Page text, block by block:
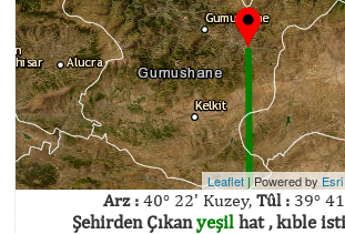
Leaflet | Powered by Esri
Arz :40° 22' Kuzey, Tûl :39°
Şehirden Çıkanyeşilhat , kıble